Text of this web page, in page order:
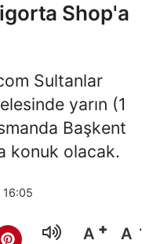
Shop'a
Sultanlar
yarın (1
Başkent
konuk olacak.
A A